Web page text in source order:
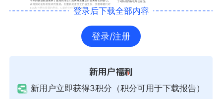
登录后下载全部内容
登录/注册
新用户立即获得3积分（积分可用于下载报告）